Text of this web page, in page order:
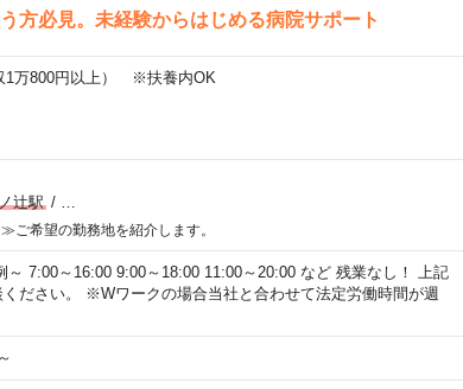
方必見。未経験からはじめる病院サポート
1万800円以上） ※扶養内OK
辻駅/
希望の勤務地を紹介します。
7:00～16:00 9:00～18:00 11:00～20:00 など 残業なし！ 上記
ださい。 ※Wワークの場合当社と合わせて法定労働時間が週